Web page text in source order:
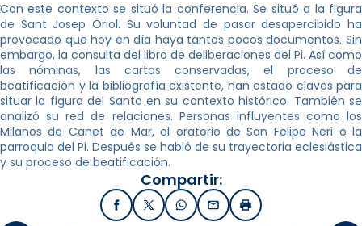
Con este contexto se situó la conferencia. Se situó a la figura
de Sant Josep Oriol. Su voluntad de pasar desapercibido ha
provocado que hoy en día haya tantos pocos documentos. Sin
embargo, la consulta del libro de deliberaciones del Pi. Así como
las nóminas, las cartas conservadas, el proceso de
beatificación y la bibliografía existente, han estado claves para
situar la figura del Santo en su contexto histórico. También se
analizó su red de relaciones. Personas influyentes como los
Milanos de Canet de Mar, el oratorio de San Felipe Neri o la
parroquia del Pi. Después se habló de su trayectoria eclesiástica
y su proceso de beatificación.
Compartir:
FacebookX / TwitterWhatsApp
EmailImprimir